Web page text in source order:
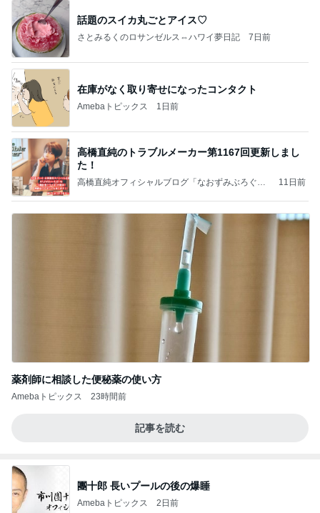
話題のスイカ丸ごとアイス♡
さとみるくのロサンゼルス⇔ハワイ夢日記 7日前
在庫がなく取り寄せになったコンタクト
Amebaトピックス 1日前
高橋直純のトラブルメーカー第1167回更新しまし
た！
高橋直純オフィシャルブログ「なおずみぶろぐ」
11日前
薬剤師に相談した便秘薬の使い方
Amebaトピックス 23時間前
記事を読む
團十郎 長いプールの後の爆睡
Amebaトピックス 2日前